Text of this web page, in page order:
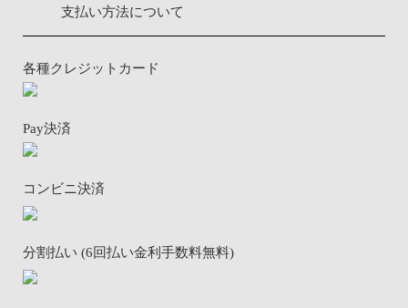
支払い方法について
各種クレジットカード
Pay決済
コンビニ決済
分割払い (6回払い金利手数料無料)